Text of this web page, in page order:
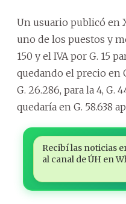
Un usuario publicó en
uno de los puestos y
150 y el IVA por G. 15
quedando el precio en
G. 26.286, para la 4, G.
quedaría en G. 58.638
Recibí las noticias
al canal de ÚH en